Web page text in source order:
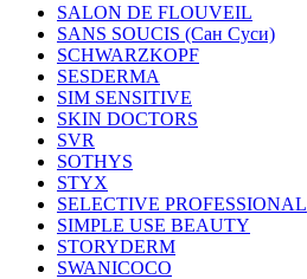
SALON DE FLOUVEIL
SANS SOUCIS (Сан Суси)
SCHWARZKOPF
SESDERMA
SIM SENSITIVE
SKIN DOCTORS
SVR
SOTHYS
STYX
SELECTIVE PROFESSIONAL
SIMPLE USE BEAUTY
STORYDERM
SWANICOCO